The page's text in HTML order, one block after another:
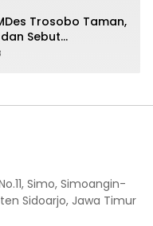
Trosobo Taman,
Sebut
Simo, Simoangin-
Sidoarjo, Jawa Timur